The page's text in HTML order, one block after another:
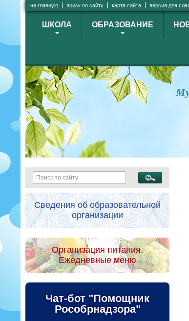
на главную поиск по сайту карта сайта версия для
ШКОЛА ОБРАЗОВАНИЕ
Сведения об образовательной
организации
Организация питания.
Ежедневные меню
Чат-бот "Помощник
Рособрнадзора"